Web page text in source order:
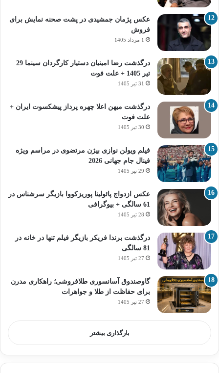
عکس پژمان جمشیدی در پشت صحنه نمایش برای
فروش
1 مرداد 1405
درگذشت رضا امینیان دستیار کارگردان سینما 29
تیر 1405 + علت فوت
31 تیر 1405
درگذشت میهن اعلا چهره پرداز پیشکسوت ایران +
علت فوت
30 تیر 1405
فیلم ویولن نوازی بیژن مرتضوی در مراسم ویژه
فینال جام جهانی 2026
29 تیر 1405
عکس ازدواج پائولینا پوریزکووا بازیگر سرشناس در
61 سالگی + بیوگرافی
28 تیر 1405
درگذشت برندا فریکر بازیگر فیلم تنها در خانه در
81 سالگی
27 تیر 1405
گاوصندوق آسانسوری طلافروشی؛ راهکاری مدرن
برای حفاظت از طلا و جواهرات
27 تیر 1405
بارگذاری بیشتر